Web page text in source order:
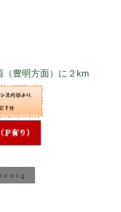
（豊明方面）に２km